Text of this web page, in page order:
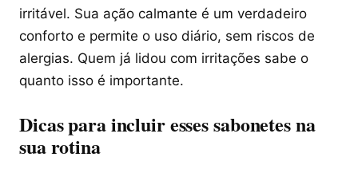
irritável. Sua ação calmante é um verdadeiro
conforto e permite o uso diário, sem riscos de
alergias. Quem já lidou com irritações sabe o
quanto isso é importante.
Dicas para incluir esses sabonetes na
sua rotina